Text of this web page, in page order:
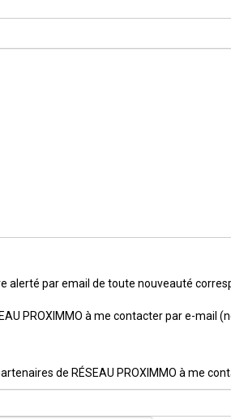
alerté par email de toute nouveauté
PROXIMMO à me contacter par e-mail
de RÉSEAU PROXIMMO à me